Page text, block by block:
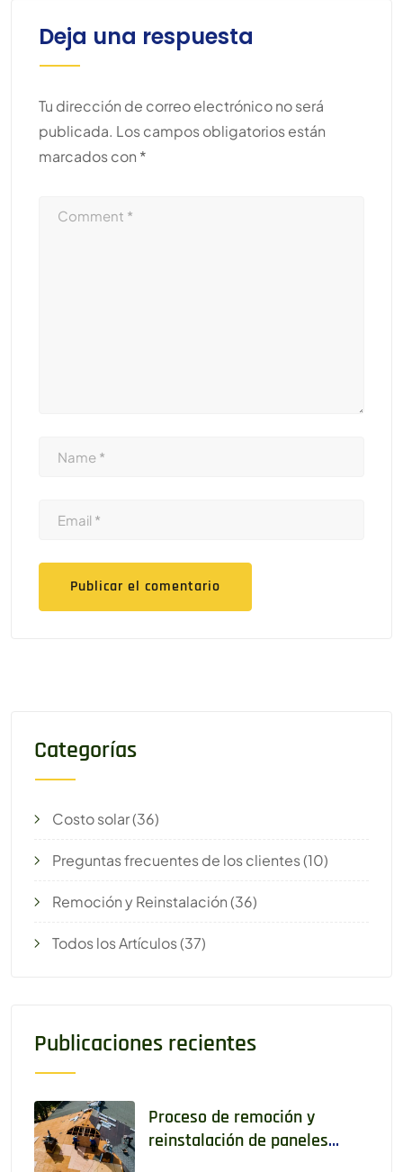
Deja una respuesta
Tu dirección de correo electrónico no será
publicada. Los campos obligatorios están
marcados con *
Categorías
Costo solar(36)
Preguntas frecuentes de los clientes(10)
Remoción y Reinstalación(36)
Todos los Artículos(37)
Publicaciones recientes
Proceso de remoción y
reinstalación de paneles